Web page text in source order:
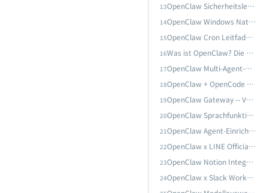
Integration
13 OpenClaw Sicherheitsleitfaden: Sandbox-Mechanismen, Berechtigungsverwaltung und Risikopravention
14 OpenClaw Windows Native Installation in der Praxis: Einzeilige Bereitstellung, Gateway-Startprobleme beheben und vollstandiger Dashboard-Verbindungsprozess
15 OpenClaw Cron Leitfaden fur geplante Aufgaben: Automatisierte Zeitplanung und unbeaufsichtigte Ausfuhrung
16 Was ist OpenClaw? Die haufigsten Fragen zum angesagtesten Open-Source-AI-Agenten 2026
17 OpenClaw Multi-Agent-Kollaboration – Vollstaendiger Leitfaden: SubAgent, Agent Teams & agentenuebergreifende Kommunikationsarchitektur in der Praxis
18 OpenClaw + OpenCode Integrationsleitfaden: Das native Terminal-AI-Entwicklungserlebnis gestalten
19 OpenClaw Gateway -- Vollstandiger Leitfaden: Local-Modus, Remote-Deployment und Headless-Cloud-Architektur in der Praxis
20 OpenClaw Sprachfunktionen -- Leitfaden: ElevenLabs TTS und Whisper Spracherkennung Integration
21 OpenClaw Agent-Einrichtung — Vollstandiger Leitfaden: Erstellung, Konfiguration und fortgeschrittene Verwaltung
22 OpenClaw x LINE Official Account Integrationsanleitung: Von der Messaging API bis zum KI-Kundenservice-Agenten auf Unternehmensebene
23 OpenClaw Notion Integrationsleitfaden: Automatisieren Sie Ihr Wissensmanagement mit AI-Agenten
24 OpenClaw x Slack Workspace Integrationsanleitung: Vom Bot Token bis zur KI-Automatisierung im Team